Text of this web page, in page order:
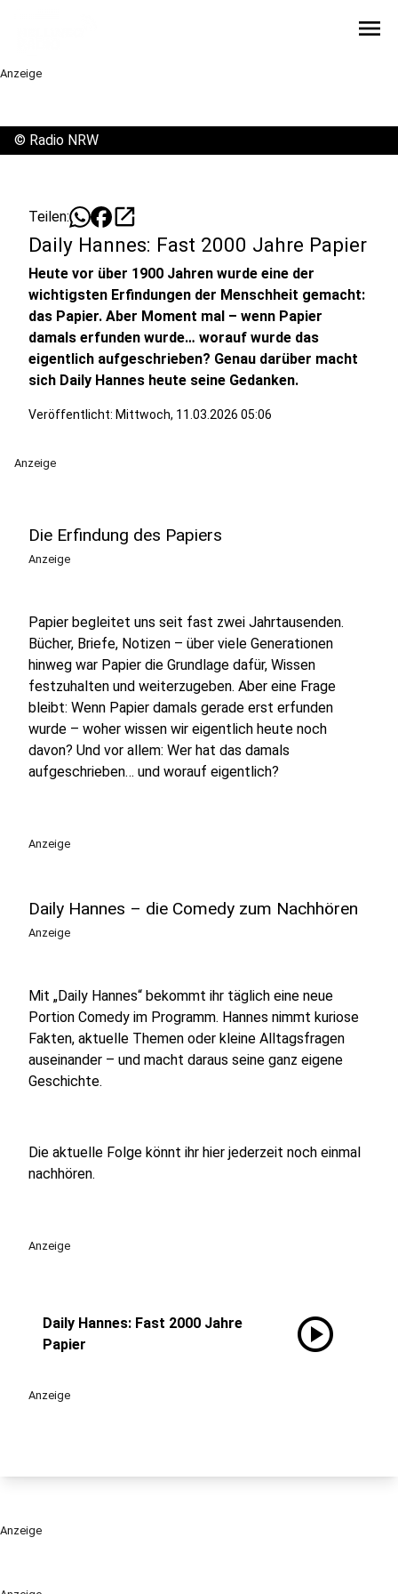
menu
Anzeige
© Radio NRW
Teilen: open_in_new
Daily Hannes: Fast 2000 Jahre Papier
Heute vor über 1900 Jahren wurde eine der
wichtigsten Erfindungen der Menschheit gemacht:
das Papier. Aber Moment mal – wenn Papier
damals erfunden wurde… worauf wurde das
eigentlich aufgeschrieben? Genau darüber macht
sich Daily Hannes heute seine Gedanken.
Veröffentlicht: Mittwoch, 11.03.2026 05:06
Anzeige
Die Erfindung des Papiers
Anzeige
Papier begleitet uns seit fast zwei Jahrtausenden.
Bücher, Briefe, Notizen – über viele Generationen
hinweg war Papier die Grundlage dafür, Wissen
festzuhalten und weiterzugeben. Aber eine Frage
bleibt: Wenn Papier damals gerade erst erfunden
wurde – woher wissen wir eigentlich heute noch
davon? Und vor allem: Wer hat das damals
aufgeschrieben… und worauf eigentlich?
Anzeige
Daily Hannes – die Comedy zum Nachhören
Anzeige
Mit „Daily Hannes“ bekommt ihr täglich eine neue
Portion Comedy im Programm. Hannes nimmt kuriose
Fakten, aktuelle Themen oder kleine Alltagsfragen
auseinander – und macht daraus seine ganz eigene
Geschichte.
Die aktuelle Folge könnt ihr hier jederzeit noch einmal
nachhören.
Anzeige
Daily Hannes: Fast 2000 Jahre
Papier
play_circle
Anzeige
Anzeige